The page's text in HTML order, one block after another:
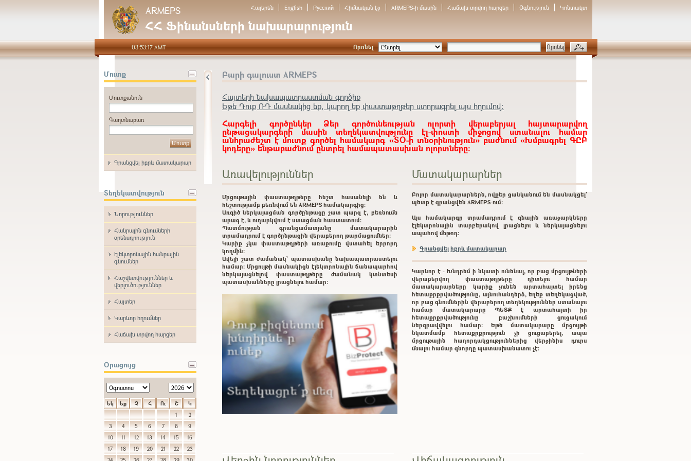
ARMEPS
ՀՀ Ֆինանսների նախարարություն
Հայերեն English Русский Հիմնական էջ ARMEPS-ի մասին Հաճախ տրվող հարցեր Օգնություն Կոնտակտ
03:53:17 AMT Որոնել
Մուտք
Մուտքանուն
Գաղտնաբառ
Գրանցվել իբրև մատակարար
Տեղեկատվություն
Նորություններ
Հանրային գնումների
օրենսդրություն
Էլեկտրոնային հանրային
գնումներ
Հաշվետվություններ և
վերլուծություններ
Հայտեր
Կարևոր հղումներ
Հաճախ տրվող հարցեր
Օրացույց
Եկ Եք Չ Հ Ու Շ
Կ
1
2
3
4 5 6 7 8
9
10
11 12 13 14 15
16
17
18 19 20 21 22
23
Բարի գալուստ ARMEPS
Հայտերի նախապատրաստման գործիք
Եթե Դուք ՌԴ մասնակից եք, կարող եք փաստաթղթեր ստորագրել այս հղումով:
Հարգելի գործընկեր Ձեր գործունեության ոլորտի վերաբերյալ հայտարարվող
ընթացակարգերի մասին տեղեկատվությունը էլ-փոստի միջոցով ստանալու համար
անհրաժեշտ է մուտք գործել համակարգ «ՏՕ-ի տնօրինություն» բաժնում «Խմբագրել ԳԸԲ
կոդերը» ենթաբաժնում ընտրել համապատասխան ոլորտները:
Առավելություններ
Մրցութային փաստաթղթերը հեշտ հասանելի են և
հեշտությամբ բեռնվում են ARMEPS համակարգից:
Առգիծ ներկայացման գործընթացը շատ պարզ է, բեռնումն
արագ է, և ուղարկվում է ստացման հաստատում:
Պատմության գրանցամատյանը մատակարարին
տրամադրում է գործընթացին վերաբերող թարմացումներ:
Կարիք չկա փաստաթղթերի առաքումը վստահել երրորդ
կողմին:
Ավելի շատ ժամանակ` պատասխանը նախապատրաստելու
համար: Մրցույթի մասնակիցն էլեկտրոնային ճանապարհով
ներկայացնելով փաստաթղթերը ժամանակ կտնտեսի
պատասխանները լրացնելու համար:
Մատակարարներ
Բոլոր մատակարարներն, ովքեր ցանկանում են մասնակցել`
պետք է գրանցվեն ARMEPS-ում:
Այս համակարգը տրամադրում է գնային առաջարկները
էլեկտրոնային տարբերակով լրացնելու և ներկայացնելու
ապահով մեթոդ:
Գրանցվել իբրև մատակարար
Կարևոր է - Խնդրեմ ի նկատի ունենալ, որ բաց մրցույթների
վերաբերվող փաստաթղթերը դիտելու համար
մատակարարները կարիք չունեն արտահայտել իրենց
հետաքրքրվածությունը, այնուհանդերձ, եղեք տեղեկացված,
որ բաց գնումներին վերաբերող տեղեկություններ ստանալու
համար մատակարարը ՊԵՏՔ է արտահայտի իր
հետաքրքրվածությունը բաշխումների ցուցակում
ներգրավվելու համար: Եթե մատակարարը մրցույթի
նկատմամբ հետաքրքրություն չի ցուցաբերել, ապա
մրցութային հաղորդակցություններից վերջինիս դուրս
մնալու համար գնորդը պատասխանատու չէ: